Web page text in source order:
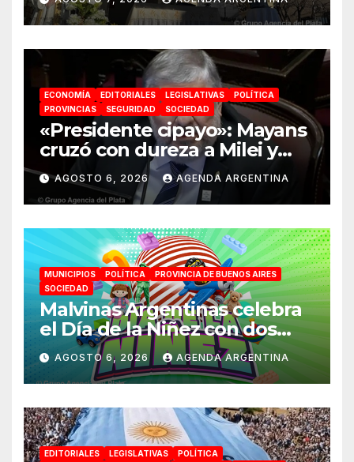
absoluta»
ECONOMÍA EDITORIALES LEGISLATIVAS
POLÍTICA
PROVINCIAS
SEGURIDAD SOCIEDAD
«Presidente cipayo»: Mayans
cruzó con dureza a Milei y
advirtió sobre un juicio
político por traición a la
Patria
AGOSTO 6, 2026 AGENDA ARGENTINA
MUNICIPIOS POLÍTICA
PROVINCIA DE BUENOS AIRES
SOCIEDAD
Malvinas Argentinas celebra
el Día de la Niñez con dos
jornadas de juegos,
espectáculos y actividades
para toda la familia
AGOSTO 6, 2026 AGENDA ARGENTINA
EDITORIALES LEGISLATIVAS
POLÍTICA